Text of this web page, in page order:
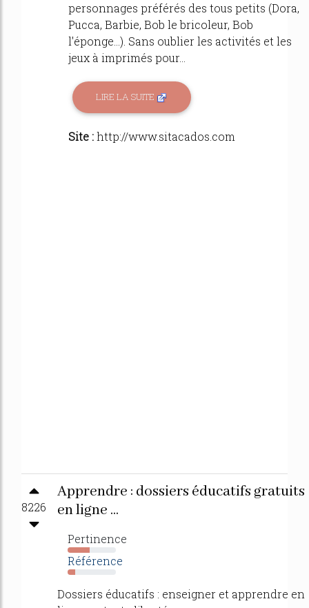
personnages préférés des tous petits (Dora,
Pucca, Barbie, Bob le bricoleur, Bob
l'éponge...). Sans oublier les activités et les
jeux à imprimés pour...
LIRE LA SUITE
Site :http://www.sitacados.com
8226
Apprendre : dossiers éducatifs gratuits
en ligne ...
Pertinence
45%
Référence
16%
Dossiers éducatifs : enseigner et apprendre en